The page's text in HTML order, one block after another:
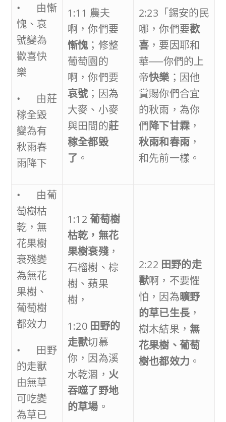
• 由慚
愧、哀
號變為
歡喜快
樂
• 由莊
稼全毀
變為有
秋雨春
雨降下
1:11 農夫
啊，你們要
慚愧；修整
葡萄園的
啊，你們要
哀號 ；因為
大麥、小麥
與田間的莊
稼全都毀
了 。
2:23「錫安的民
哪，你們要歡
喜 ，要因耶和
華──你們的上
帝快樂；因他
賞賜你們合宜
的秋雨，為你
們降下甘霖 ，
秋雨和春雨 ，
和先前一樣。
• 由葡
萄樹枯
乾，無
花果樹
衰殘變
為無花
果樹、
葡萄樹
都效力
• 田野
的走獸
由無草
可吃變
為草已
1:12 葡萄樹
枯乾，無花
果樹衰殘，
石榴樹、棕
樹、蘋果
樹，
1:20 田野的
走獸切慕
你，因為溪
水乾涸， 火
吞噬了野地
的草場 。
2:22 田野的走
獸啊，不要懼
怕，因為曠野
的草已生長，
樹木結果， 無
花果樹、葡萄
樹也都效力 。